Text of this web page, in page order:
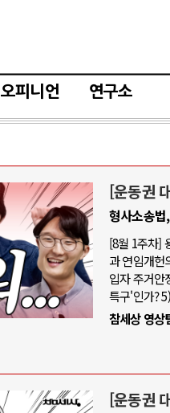
오피니언 연구소
[운동권
형사소송법
[8월 1주차]
과 연임개헌
입자 주거안
특구'인가?
참세상 영상
[운동권
AI와 인간
중국 AI, 저가 공세로 글로벌 토
AI 국부펀드 구상 놓고 미국 진
AI 데이터센터 반대 투쟁은 새로
AI의 숨은 환경 비용: 데이터센